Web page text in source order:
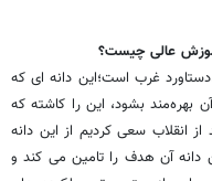
عالی چیست؟
غرب است؛این دانه ای که
بهره‌مند بشود، این را کاشته که
انقلاب سعی کردیم از این دانه
دانه آن هدف را تامین می کند و